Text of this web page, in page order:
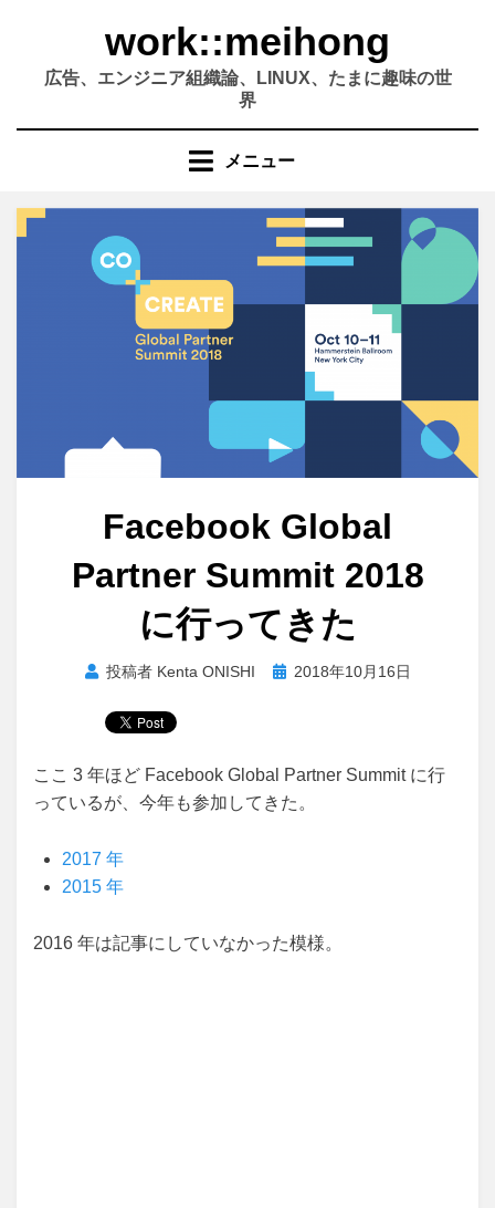
work::meihong
広告、エンジニア組織論、LINUX、たまに趣味の世
界
メニュー
Facebook Global
Partner Summit 2018
に行ってきた
投稿者 Kenta ONISHI
投 2018年10月16日
ここ 3 年ほど Facebook Global Partner Summit に行
っているが、今年も参加してきた。
2017 年
2015 年
2016 年は記事にしていなかった模様。